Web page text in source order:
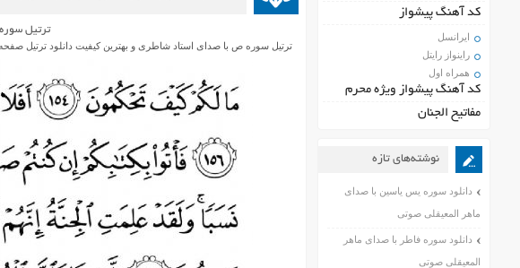
ترتیل
ترتیل سوره ص با صدای استاد شاطری و بهترین کیفیت دانلود ترتیل
کد آهنگ پیشواز
ایرانسل
راینواز رایتل
همراه اول
کد آهنگ پیشواز ویژه محرم
مفاتیح الجنان
نوشته‌های تازه
دانلود سوره یس یاسین با صدای
ماهر المعیقلی صوتی
دانلود سوره فاطر با صدای ماهر
المعیقلی صوتی